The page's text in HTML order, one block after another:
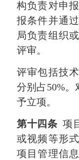
构负责对申
报条件并通
局负责组织
评审。
评审包括技
分别占50%。
予立项。
第十四条 项
或视频等形
项目管理信